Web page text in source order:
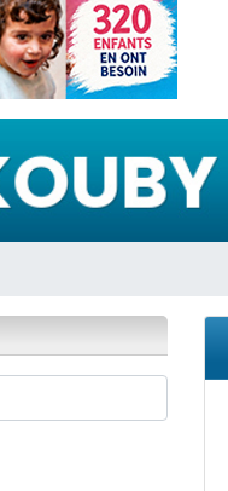
Vacances Pour les Enfants